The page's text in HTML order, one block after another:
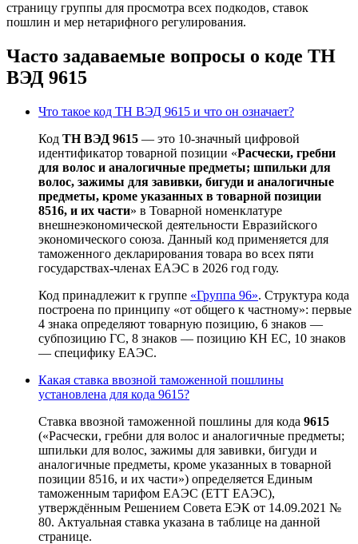
страницу группы для просмотра всех подкодов, ставок
пошлин и мер нетарифного регулирования.
Часто задаваемые вопросы о коде ТН
ВЭД 9615
Что такое код ТН ВЭД 9615 и что он означает?
Код ТН ВЭД 9615 — это 10-значный цифровой
идентификатор товарной позиции «Расчески, гребни
для волос и аналогичные предметы; шпильки для
волос, зажимы для завивки, бигуди и аналогичные
предметы, кроме указанных в товарной позиции
8516, и их части» в Товарной номенклатуре
внешнеэкономической деятельности Евразийского
экономического союза. Данный код применяется для
таможенного декларирования товара во всех пяти
государствах-членах ЕАЭС в 2026 год году.
Код принадлежит к группе «Группа 96». Структура кода
построена по принципу «от общего к частному»: первые
4 знака определяют товарную позицию, 6 знаков —
субпозицию ГС, 8 знаков — позицию КН ЕС, 10 знаков
— специфику ЕАЭС.
Какая ставка ввозной таможенной пошлины
установлена для кода 9615?
Ставка ввозной таможенной пошлины для кода 9615
(«Расчески, гребни для волос и аналогичные предметы;
шпильки для волос, зажимы для завивки, бигуди и
аналогичные предметы, кроме указанных в товарной
позиции 8516, и их части») определяется Единым
таможенным тарифом ЕАЭС (ЕТТ ЕАЭС),
утверждённым Решением Совета ЕЭК от 14.09.2021 №
80. Актуальная ставка указана в таблице на данной
странице.